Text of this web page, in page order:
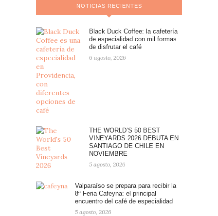
NOTICIAS RECIENTES
Black Duck Coffee: la cafetería
de especialidad con mil formas
de disfrutar el café
6 agosto, 2026
THE WORLD’S 50 BEST
VINEYARDS 2026 DEBUTA EN
SANTIAGO DE CHILE EN
NOVIEMBRE
5 agosto, 2026
Valparaíso se prepara para recibir la
8ª Feria Cafeyna: el principal
encuentro del café de especialidad
5 agosto, 2026